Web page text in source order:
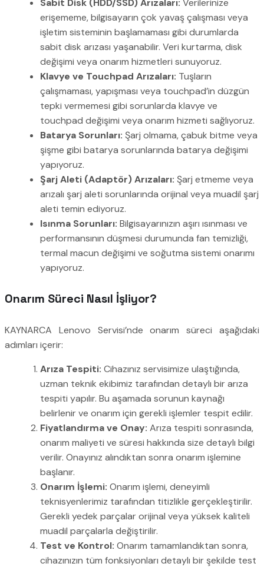
erişememe, bilgisayarın çok yavaş çalışması veya
işletim sisteminin başlamaması gibi durumlarda
sabit disk arızası yaşanabilir. Veri kurtarma, disk
değişimi veya onarım hizmetleri sunuyoruz.
Klavye ve Touchpad Arızaları: Tuşların
çalışmaması, yapışması veya touchpad’in düzgün
tepki vermemesi gibi sorunlarda klavye ve
touchpad değişimi veya onarım hizmeti sağlıyoruz.
Batarya Sorunları: Şarj olmama, çabuk bitme veya
şişme gibi batarya sorunlarında batarya değişimi
yapıyoruz.
Şarj Aleti (Adaptör) Arızaları: Şarj etmeme veya
arızalı şarj aleti sorunlarında orijinal veya muadil şarj
aleti temin ediyoruz.
Isınma Sorunları: Bilgisayarınızın aşırı ısınması ve
performansının düşmesi durumunda fan temizliği,
termal macun değişimi ve soğutma sistemi onarımı
yapıyoruz.
Onarım Süreci Nasıl İşliyor?
KAYNARCA Lenovo Servisi’nde onarım süreci aşağıdaki
adımları içerir:
Arıza Tespiti: Cihazınız servisimize ulaştığında,
uzman teknik ekibimiz tarafından detaylı bir arıza
tespiti yapılır. Bu aşamada sorunun kaynağı
belirlenir ve onarım için gerekli işlemler tespit edilir.
Fiyatlandırma ve Onay: Arıza tespiti sonrasında,
onarım maliyeti ve süresi hakkında size detaylı bilgi
verilir. Onayınız alındıktan sonra onarım işlemine
başlanır.
Onarım İşlemi: Onarım işlemi, deneyimli
teknisyenlerimiz tarafından titizlikle gerçekleştirilir.
Gerekli yedek parçalar orijinal veya yüksek kaliteli
muadil parçalarla değiştirilir.
Test ve Kontrol: Onarım tamamlandıktan sonra,
cihazınızın tüm fonksiyonları detaylı bir şekilde test